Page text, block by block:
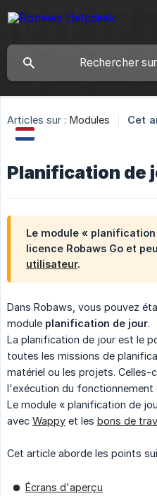
Articles sur : Modules Cet
Planification de
Le module «
licence Robaws Go et
utilisateur.
Dans Robaws, vous pouvez
module planification de jour.
La planification de jour est le
toutes les missions de
matériel ou les projets.
l'exécution du fonctionnement
Le module « planification de
avec Wappy et les bons de
Cet article aborde les points
Écrans d'aperçu